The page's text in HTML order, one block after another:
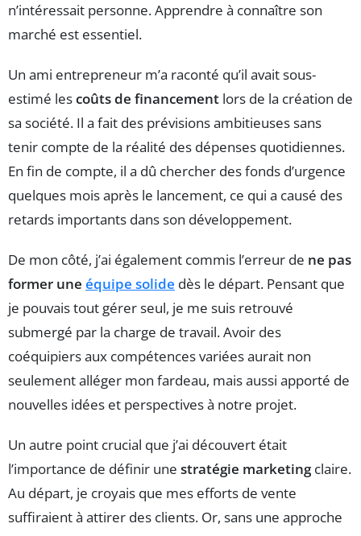
n’intéressait personne. Apprendre à connaître son
marché est essentiel.
Un ami entrepreneur m’a raconté qu’il avait sous-
estimé lescoûts de financement lors de la création de
sa société. Il a fait des prévisions ambitieuses sans
tenir compte de la réalité des dépenses quotidiennes.
En fin de compte, il a dû chercher des fonds d’urgence
quelques mois après le lancement, ce qui a causé des
retards importants dans son développement.
De mon côté, j’ai également commis l’erreur de ne pas
former une équipe solide dès le départ. Pensant que
je pouvais tout gérer seul, je me suis retrouvé
submergé par la charge de travail. Avoir des
coéquipiers aux compétences variées aurait non
seulement alléger mon fardeau, mais aussi apporté de
nouvelles idées et perspectives à notre projet.
Un autre point crucial que j’ai découvert était
l’importance de définir une stratégie marketingclaire.
Au départ, je croyais que mes efforts de vente
suffiraient à attirer des clients. Or, sans une approche